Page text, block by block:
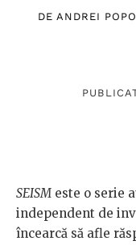
DE ANDREI
SEISM este o serie
independent de
încearcă să afle